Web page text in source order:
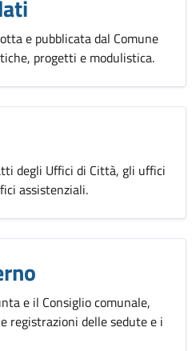
e pubblicata dal Comune
progetti e modulistica.
degli Uffici di Città, gli uffici
assistenziali.
e il Consiglio comunale,
registrazioni delle sedute e i